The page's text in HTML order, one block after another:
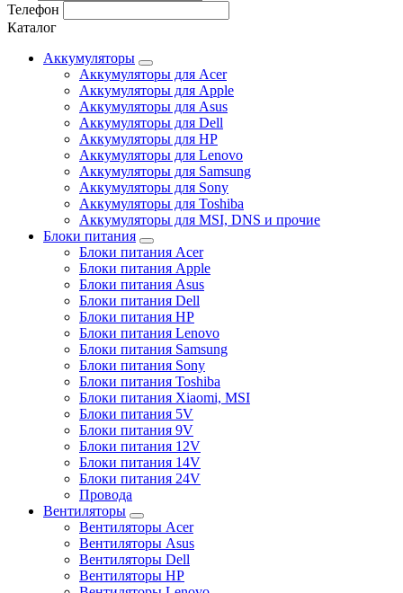
Телефон
Каталог
Аккумуляторы
Аккумуляторы для Acer
Аккумуляторы для Apple
Аккумуляторы для Asus
Аккумуляторы для Dell
Аккумуляторы для HP
Аккумуляторы для Lenovo
Аккумуляторы для Samsung
Аккумуляторы для Sony
Аккумуляторы для Toshiba
Аккумуляторы для MSI, DNS и прочие
Блоки питания
Блоки питания Acer
Блоки питания Apple
Блоки питания Asus
Блоки питания Dell
Блоки питания HP
Блоки питания Lenovo
Блоки питания Samsung
Блоки питания Sony
Блоки питания Toshiba
Блоки питания Xiaomi, MSI
Блоки питания 5V
Блоки питания 9V
Блоки питания 12V
Блоки питания 14V
Блоки питания 24V
Провода
Вентиляторы
Вентиляторы Acer
Вентиляторы Asus
Вентиляторы Dell
Вентиляторы HP